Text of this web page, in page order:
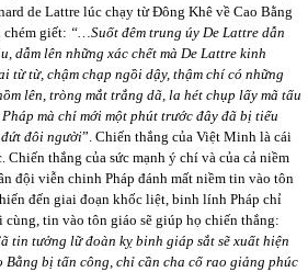
de Lattre lúc chạy từ Đông Khê về Cao Bằng
giết: “…Suốt đêm trung úy De Lattre dẫn
dẫm lên những xác chết mà De Lattre kinh
từ từ, chậm chạp ngồi dậy, thậm chí có những
lên, tròng mắt trắng dã, la hét chụp lấy mã tấu
mà chỉ mới một phút trước đây đã bị tiểu
đôi người”. Chiến thắng của Việt Minh là cái
Chiến thắng của sức mạnh ý chí và của cả niềm
đội viễn chinh Pháp đánh mất niềm tin vào tôn
đến giai đoạn khốc liệt, binh lính Pháp chỉ
tin vào tôn giáo sẽ giúp họ chiến thắng:
tin tưởng lữ đoàn kỵ binh giáp sắt sẽ xuất hiện
bị tấn công, chỉ cần cha cố rao giảng phúc